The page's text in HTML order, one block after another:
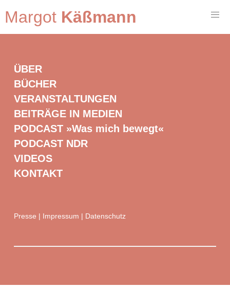
Margot Käßmann
ÜBER
BÜCHER
VERANSTALTUNGEN
BEITRÄGE IN MEDIEN
PODCAST »Was mich bewegt«
PODCAST NDR
VIDEOS
KONTAKT
Presse Impressum Datenschutz